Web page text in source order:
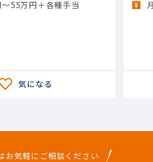
ル】他 一般工具; Excel
55万円＋各種手当
お気軽にご相談ください